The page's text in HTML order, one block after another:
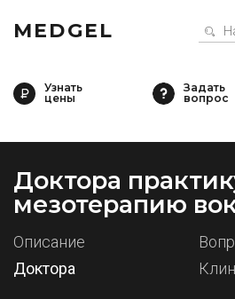
MEDGEL
Узнать
цены
Задать
вопрос
Доктора
мезотерапию
Описание
Доктора